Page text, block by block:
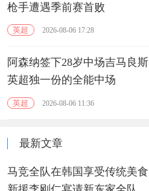
枪手遭遇季前赛首败
英超 2026-08-06 17:28
阿森纳签下28岁中场吉马良斯
英超独一份的全能中场
英超 2026-08-06 11:36
最新文章
马竞全队在韩国享受传统美食